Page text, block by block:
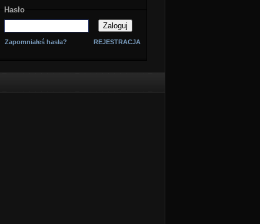
Hasło
Zapomniałeś hasła? REJESTRACJA